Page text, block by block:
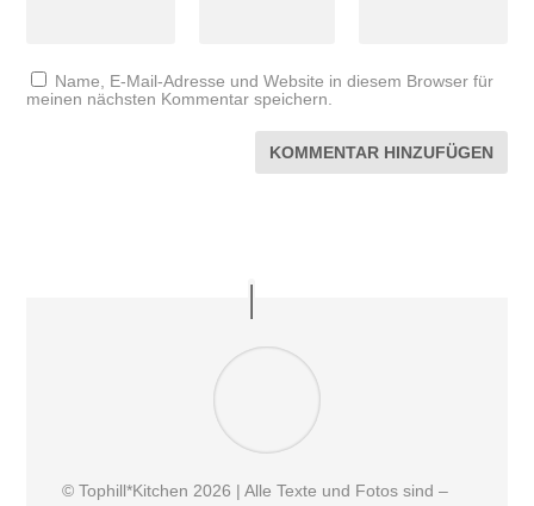
Name, E-Mail-Adresse und Website in diesem Browser für
meinen nächsten Kommentar speichern.
© Tophill*Kitchen 2026 | Alle Texte und Fotos sind –